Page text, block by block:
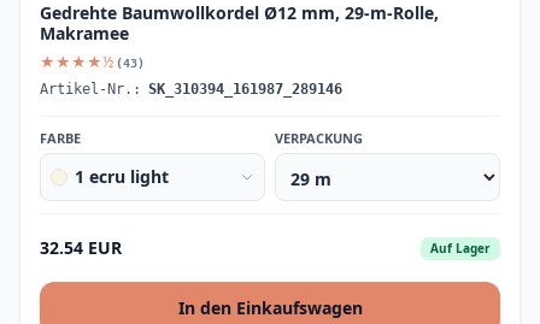
Gedrehte Baumwollkordel Ø12 mm, 29-m-Rolle,
Makramee
★★★★½ (43)
Artikel-Nr.: SK_310394_161987_289146
FARBE
1 ecru light
VERPACKUNG
32.54 EUR Auf Lager
In den Einkaufswagen